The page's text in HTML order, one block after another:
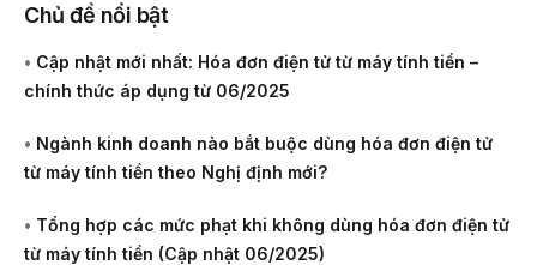
Chủ đề nổi bật
• Cập nhật mới nhất: Hóa đơn điện tử từ máy tính tiền –
chính thức áp dụng từ 06/2025
• Ngành kinh doanh nào bắt buộc dùng hóa đơn điện tử
từ máy tính tiền theo Nghị định mới?
• Tổng hợp các mức phạt khi không dùng hóa đơn điện tử
từ máy tính tiền (Cập nhật 06/2025)